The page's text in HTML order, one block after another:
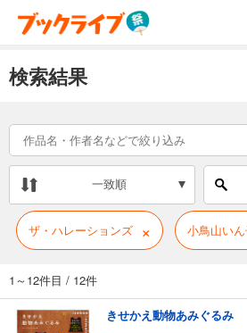
検索結果
一致順
ザ・ハレーションズ × 小鳥山い
1～12件目 / 12件
きせかえ動物あみぐるみ